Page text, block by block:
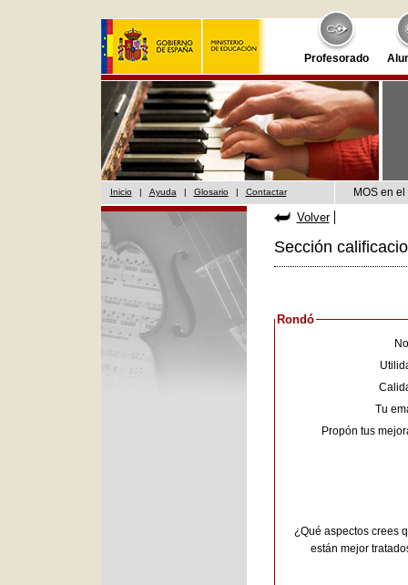
Profesorado
Inicio | Ayuda | Glosario | Contactar MOS en
Volver
Sección
Rondó
Tu
Propón tus
¿Qué aspectos crees
están mejor